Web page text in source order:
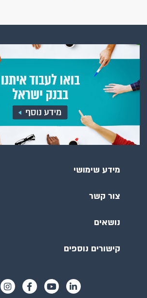
מידע שימושי
צור קשר
נושאים
קישורים נוספים